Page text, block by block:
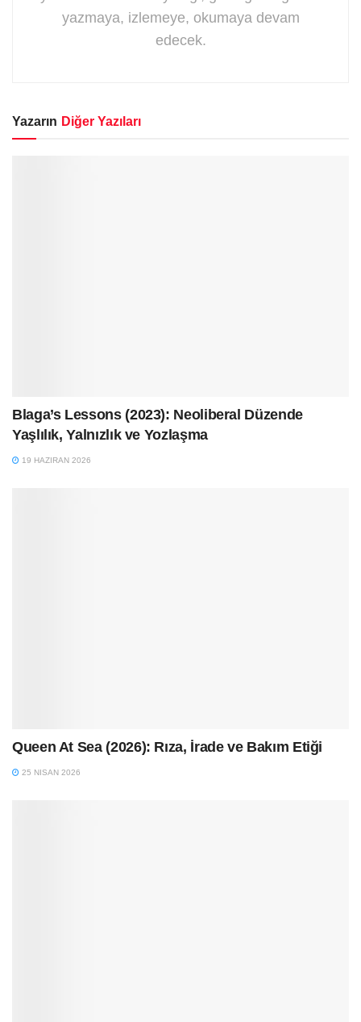
yazmaya, izlemeye, okumaya devam
edecek.
Yazarın Diğer Yazıları
Blaga’s Lessons (2023): Neoliberal Düzende
Yaşlılık, Yalnızlık ve Yozlaşma
19 HAZIRAN 2026
Queen At Sea (2026): Rıza, İrade ve Bakım Etiği
25 NISAN 2026